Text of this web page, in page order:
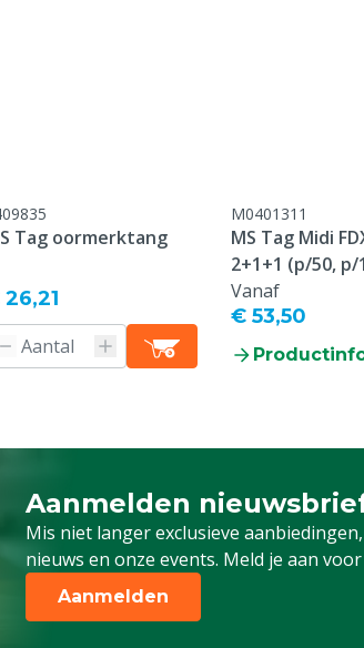
Tag oormerktang
M0401311
MS Tag Midi
2+1+1 (p/50, p/
p/500, p/1000)
Vanaf
€ 53,50
Aanmelden
Mis niet langer exclusieve
nieuws en onze events. Meld je aan
Schrijf je in voor onze
Aanmelden